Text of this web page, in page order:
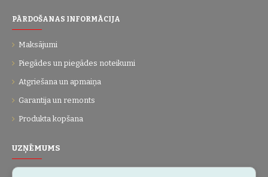
PĀRDOŠANAS INFORMĀCIJA
Maksājumi
Piegādes un piegādes noteikumi
Atgriešana un apmaiņa
Garantija un remonts
Produkta kopšana
UZŅĒMUMS